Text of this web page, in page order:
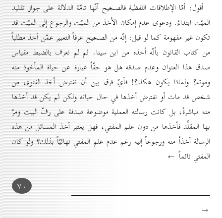
أقول: أمّا الإطلاقات اللفظية فالصحيح أنّها تامّة الدلالة على جواز تقليد
الميّت ابتداءً. ودعوى عدم إمكان الأخذ من الميّت والرجوع إلى الميّت قد
تكون غير مفهومة كما لو قيل: إنّه من الصحيح عرفاً التعبير عمّن أخذ مطلباً
من كتاب القانون بأنّه أخذه من ابن سينا. ثم لم نعرف بالضبط مقياس
صدق هذا العنوان وعدم صدقه هل هو حقّاً عبارة عن حياة المأخوذ منه
وموته؟ ولماذا يكون هكذا؟! فأيّ فرق بين أن نفترض أخذ الفتوى من
شخص قد مات أو نفترض أخذها في حال حياته ولكن لم يكن قد أخذها
منه مباشرةً، بل كانت رسالته العملية موضوعة صدفة على رفّ البيت ومرّ
بها المقلِّد فأخذها من دون علم المفتي، فهل يعتبر أخذ المسائل من هذه
الرسالة أخذاً منه ورجوعاً إليه رغم عدم علم المفتي نهائيّاً بذلك؟ ولو كان
المفتي نائماً ←
۷٠
→